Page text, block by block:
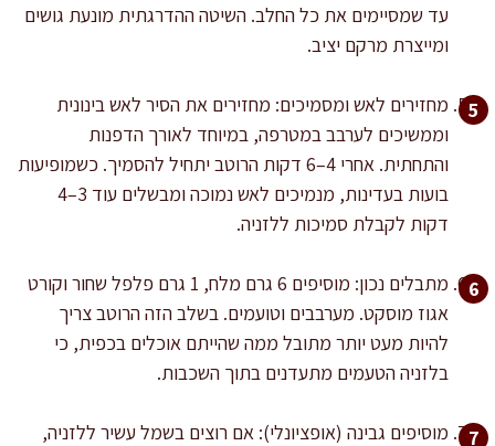
עד שמסיימים את כל החלב. השיטה ההדרגתית מונעת גושים
ומייצרת מרקם יציב.
מחזירים לאש ומסמיכים: מחזירים את הסיר לאש בינונית
וממשיכים לערבב במטרפה, במיוחד לאורך הדפנות
והתחתית. אחרי 4–6 דקות הרוטב יתחיל להסמיך. כשמופיעות
בועות בעדינות, מנמיכים לאש נמוכה ומבשלים עוד 3–4
דקות לקבלת סמיכות ללזניה.
מתבלים נכון: מוסיפים 6 גרם מלח, 1 גרם פלפל שחור וקורט
אגוז מוסקט. מערבבים וטועמים. בשלב הזה הרוטב צריך
להיות מעט יותר מתובל ממה שהייתם אוכלים בכפית, כי
בלזניה הטעמים מתעדנים בתוך השכבות.
מוסיפים גבינה (אופציונלי): אם רוצים בשמל עשיר ללזניה,